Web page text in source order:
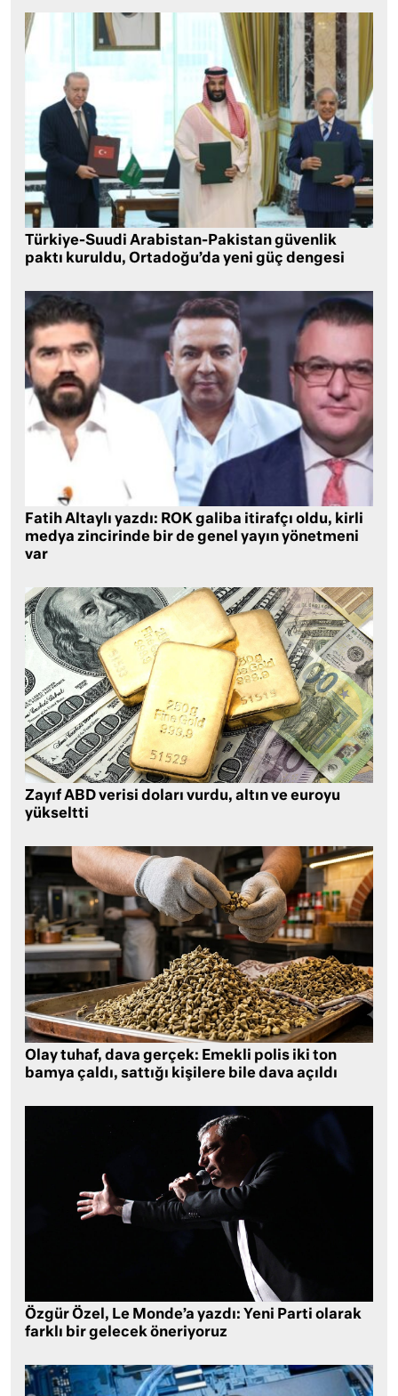
Türkiye-Suudi Arabistan-Pakistan güvenlik
paktı kuruldu, Ortadoğu’da yeni güç dengesi
Fatih Altaylı yazdı: ROK galiba itirafçı oldu, kirli
medya zincirinde bir de genel yayın yönetmeni
var
Zayıf ABD verisi doları vurdu, altın ve euroyu
yükseltti
Olay tuhaf, dava gerçek: Emekli polis iki ton
bamya çaldı, sattığı kişilere bile dava açıldı
Özgür Özel, Le Monde’a yazdı: Yeni Parti olarak
farklı bir gelecek öneriyoruz